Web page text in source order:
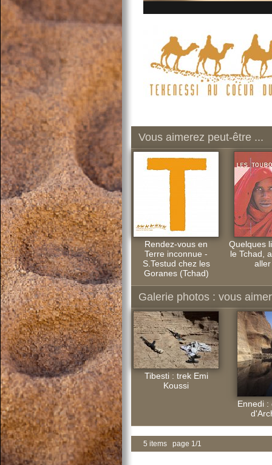
Vous aimerez peut-être ...
Rendez-vous en
Terre inconnue -
S.Testud chez les
Goranes (Tchad)
Quelques
le Tchad,
Galerie photos : vous
Tibesti : trek Emi
Koussi
Ennedi :
5 items page 1/1